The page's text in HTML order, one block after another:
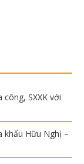
SXXK với
khẩu Hữu Nghị –